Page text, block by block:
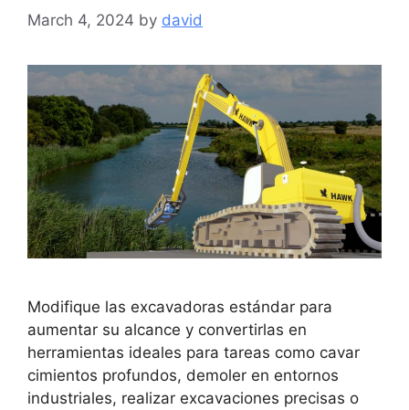
March 4, 2024 by david
Modifique las excavadoras estándar para
aumentar su alcance y convertirlas en
herramientas ideales para tareas como cavar
cimientos profundos, demoler en entornos
industriales, realizar excavaciones precisas o